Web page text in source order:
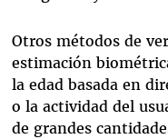
Otros métodos de
estimación
la edad basada en
o la actividad del
de grandes